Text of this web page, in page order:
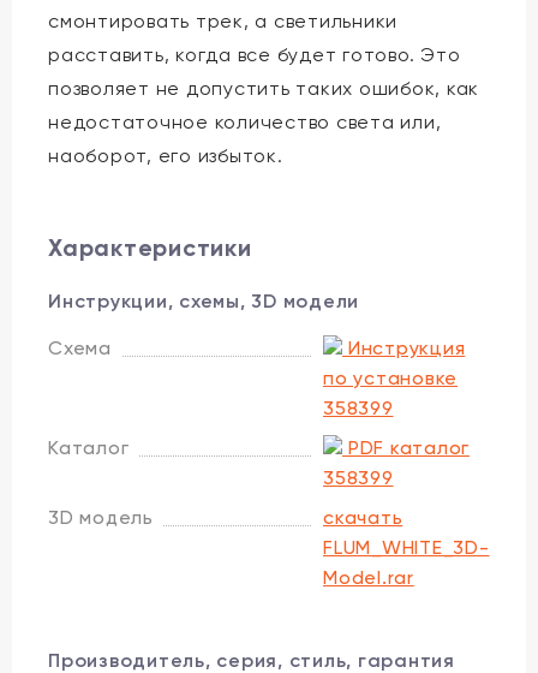
смонтировать трек, а светильники
расставить, когда все будет готово. Это
позволяет не допустить таких ошибок, как
недостаточное количество света или,
наоборот, его избыток.
Характеристики
Инструкции, схемы, 3D модели
Схема
Инструкция
по установке
358399
Каталог
PDF каталог
358399
3D модель
скачать
FLUM_WHITE_3D-
Model.rar
Производитель, серия, стиль, гарантия